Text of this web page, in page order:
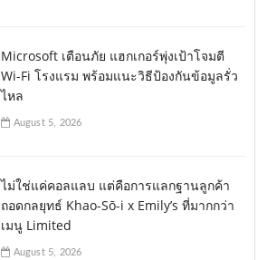
Microsoft เตือนภัย แฮกเกอร์พุ่งเป้าโจมตี
Wi-Fi โรงแรม พร้อมแนะวิธีป้องกันข้อมูลรั่ว
ไหล
August 5, 2026
ไม่ใช่แค่คอลแลบ แต่คือการแลกฐานลูกค้า
ถอดกลยุทธ์ Khao-Sō-i x Emily’s ที่มากกว่า
เมนู Limited
August 5, 2026